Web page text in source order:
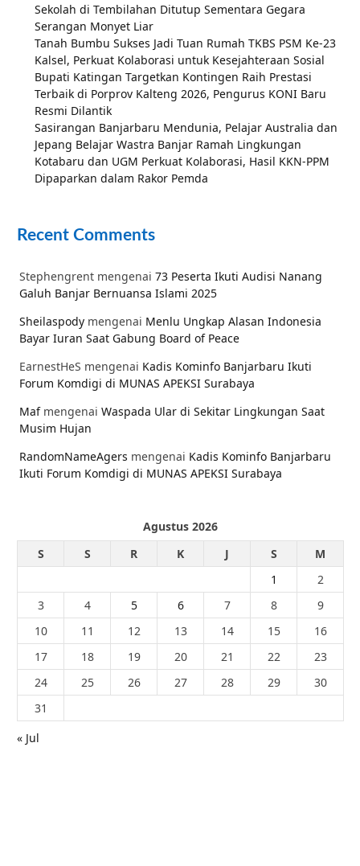
Sekolah di Tembilahan Ditutup Sementara Gegara
Serangan Monyet Liar
Tanah Bumbu Sukses Jadi Tuan Rumah TKBS PSM Ke-23
Kalsel, Perkuat Kolaborasi untuk Kesejahteraan Sosial
Bupati Katingan Targetkan Kontingen Raih Prestasi
Terbaik di Porprov Kalteng 2026, Pengurus KONI Baru
Resmi Dilantik
Sasirangan Banjarbaru Mendunia, Pelajar Australia dan
Jepang Belajar Wastra Banjar Ramah Lingkungan
Kotabaru dan UGM Perkuat Kolaborasi, Hasil KKN-PPM
Dipaparkan dalam Rakor Pemda
Recent Comments
Stephengrent mengenai 73 Peserta Ikuti Audisi Nanang
Galuh Banjar Bernuansa Islami 2025
Sheilaspody mengenai Menlu Ungkap Alasan Indonesia
Bayar Iuran Saat Gabung Board of Peace
EarnestHeS mengenai Kadis Kominfo Banjarbaru Ikuti
Forum Komdigi di MUNAS APEKSI Surabaya
Mafmengenai Waspada Ular di Sekitar Lingkungan Saat
Musim Hujan
RandomNameAgers mengenai Kadis Kominfo Banjarbaru
Ikuti Forum Komdigi di MUNAS APEKSI Surabaya
Agustus 2026
S
S R K J S
M
1
2
3
4 5 6 7 8
9
10
11 12 13 14 15
16
17
18 19 20 21 22
23
24
25 26 27 28 29
30
31
« Jul